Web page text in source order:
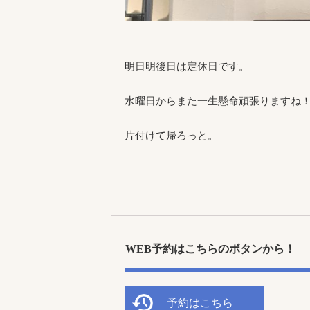
明日明後日は定休日です。
水曜日からまた一生懸命頑張りますね
片付けて帰ろっと。
WEB予約はこちらのボタンから！
予約はこちら